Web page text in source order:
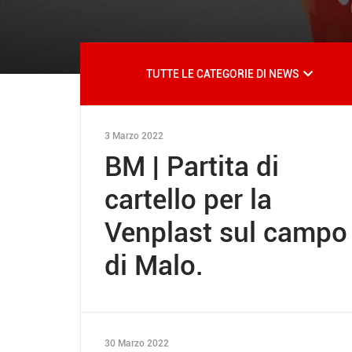
TUTTE LE CATEGORIE DI NEWS
3 Marzo 2022
BM | Partita di
cartello per la
Venplast sul campo
di Malo.
30 Marzo 2022